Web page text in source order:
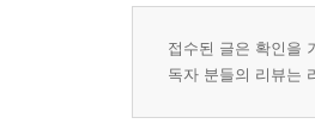
접수된 글은 확인을
독자 분들의 리뷰는